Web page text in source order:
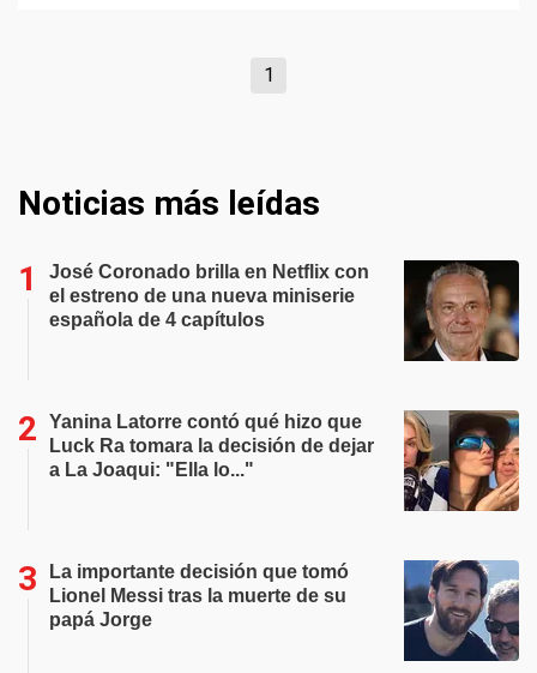
1
Noticias más leídas
José Coronado brilla en Netflix con
el estreno de una nueva miniserie
española de 4 capítulos
Yanina Latorre contó qué hizo que
Luck Ra tomara la decisión de dejar
a La Joaqui: "Ella lo..."
La importante decisión que tomó
Lionel Messi tras la muerte de su
papá Jorge